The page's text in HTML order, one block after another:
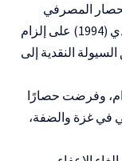
المصرفي
• تنص المادة 4 من بروتوكول باريس الاقتصادي (1994) على إلزام
النقدية إلى
الالتزام، وفرضت حصارًا
في غزة والضفة،